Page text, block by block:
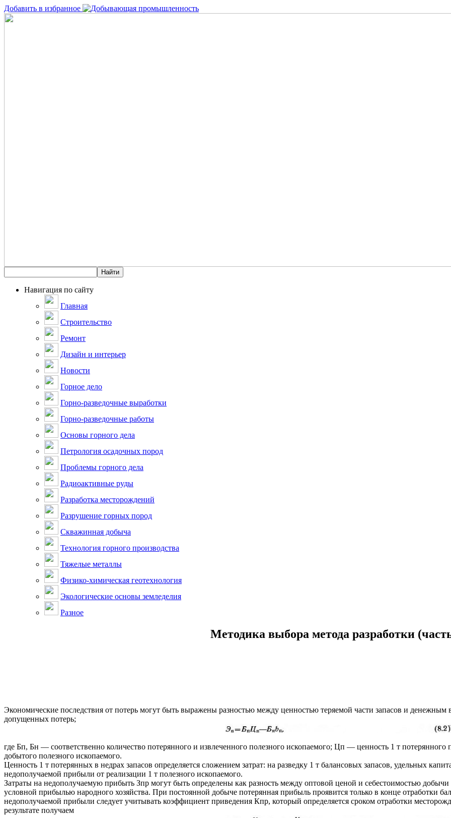
Добавить в избранное
Навигация по сайту
Главная
Строительство
Ремонт
Дизайн и интерьер
Новости
Горное дело
Горно-разведочные выработки
Горно-разведочные работы
Основы горного дела
Петрология осадочных пород
Проблемы горного дела
Радиоактивные руды
Разработка месторождений
Разрушение горных пород
Скважинная добыча
Технология горного производства
Тяжелые металлы
Физико-химическая геотехнология
Экологические основы земледелия
Разное
Методика выбора метода разработки
Экономические последствия от потерь могут быть выражены разностью между ценностью теряемой части запасов и денежным
допущенных потерь;
где Бп, Бн — соответственно количество потерянного и извлеченного полезного ископаемого; Цп — ценность 1 т
добытого полезного ископаемого.
Ценность 1 т потерянных в недрах запасов определяется сложением затрат: на разведку 1 т балансовых запасов, удельных
недополучаемой прибыли от реализации 1 т полезного ископаемого.
Затраты на недополучаемую прибыть Зпр могут быть определены как разность между оптовой ценой и себестоимостью
условной прибылью народного хозяйства. При постоянной добыче потерянная прибыль проявится только в конце отработки
недополучаемой прибыли следует учитывать коэффициент приведения Кпр, который определяется сроком отработки
результате получаем